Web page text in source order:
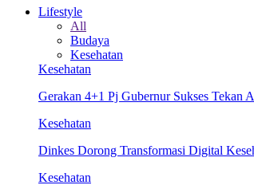
Lifestyle
All
Budaya
Kesehatan
Kesehatan
Gerakan 4+1 Pj Gubernur Sukses Tekan
Kesehatan
Dinkes Dorong Transformasi Digital
Kesehatan